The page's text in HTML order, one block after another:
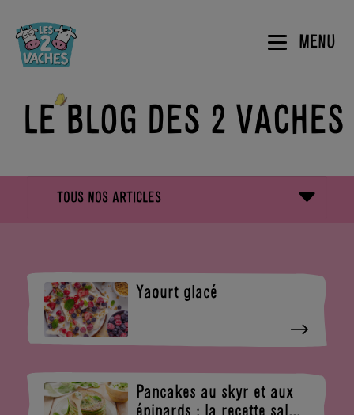
MENU
B
CORP
EN BIO
REINE
MATHILDE
DDM
BRASSÉS
DESSERTS
SKYRS
ENFANTS
NOS
LA BIO
KEZAKO
LES
LE BLOG DES 2 VACHES
TOUS NOS ARTICLES
Yaourt glacé
Pancakes au skyr et aux
épinards : la recette sal...